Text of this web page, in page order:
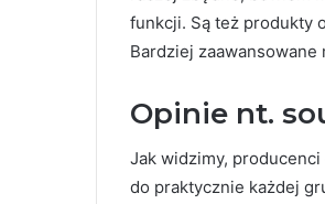
funkcji. Są też produkty
Bardziej zaawansowane
Opinie nt.
Jak widzimy,
do praktycznie każdej